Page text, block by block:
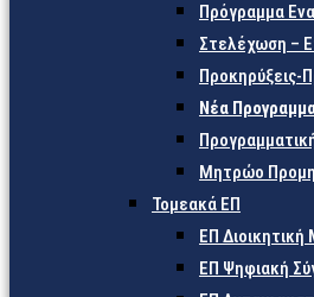
Πρόγραμμα
Στελέχωση –
Προκηρύξεις-
Νέα
Μητρώο
Τομεακά ΕΠ
ΕΠ
ΕΠ Ψηφιακή